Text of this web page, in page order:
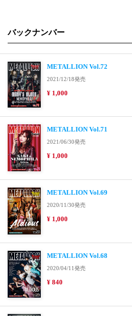
バックナンバー
METALLION Vol.72
2021/12/18発売
¥ 1,000
METALLION Vol.71
2021/06/30発売
¥ 1,000
METALLION Vol.69
2020/11/30発売
¥ 1,000
METALLION Vol.68
2020/04/11発売
¥ 840